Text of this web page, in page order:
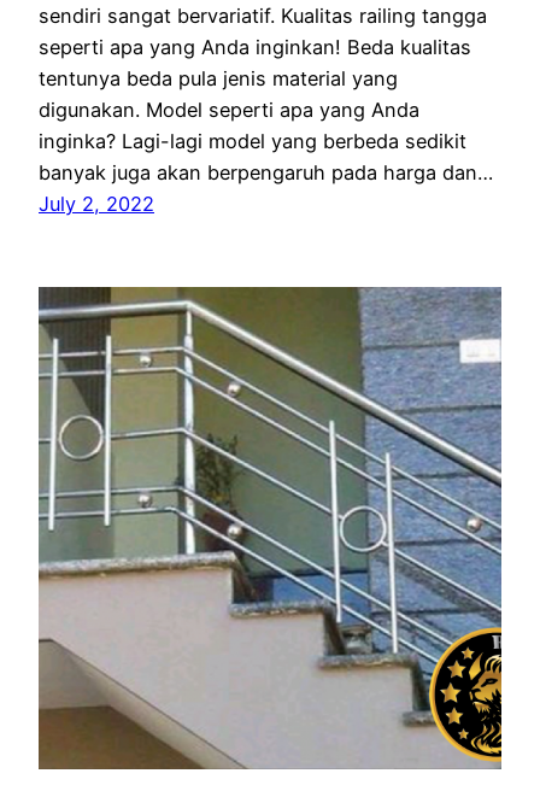
sendiri sangat bervariatif. Kualitas railing tangga
seperti apa yang Anda inginkan! Beda kualitas
tentunya beda pula jenis material yang
digunakan. Model seperti apa yang Anda
inginka? Lagi-lagi model yang berbeda sedikit
banyak juga akan berpengaruh pada harga dan…
July 2, 2022